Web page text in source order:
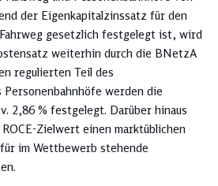
der Eigenkapi­talzinssatz für den
gesetzlich festgelegt ist, wird
weiterhin durch die BNetzA
regulierten Teil des
werden die
2,86 % festgelegt. Darüber hinaus
Zielwert einen marktüblichen
im Wettbewerb stehende